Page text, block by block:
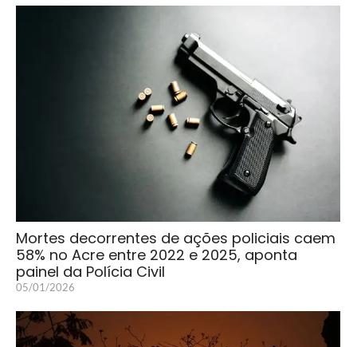
Mortes decorrentes de ações policiais caem
58% no Acre entre 2022 e 2025, aponta
painel da Polícia Civil
05/01/2026